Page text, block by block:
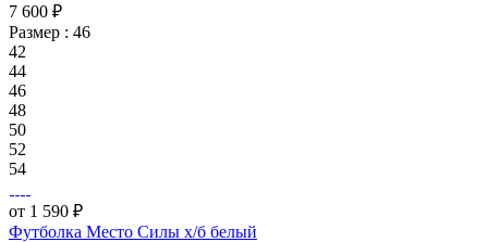
7 600 ₽
Размер : 46
42
44
46
48
50
52
54
от 1 590 ₽
Футболка Место Силы х/б белый